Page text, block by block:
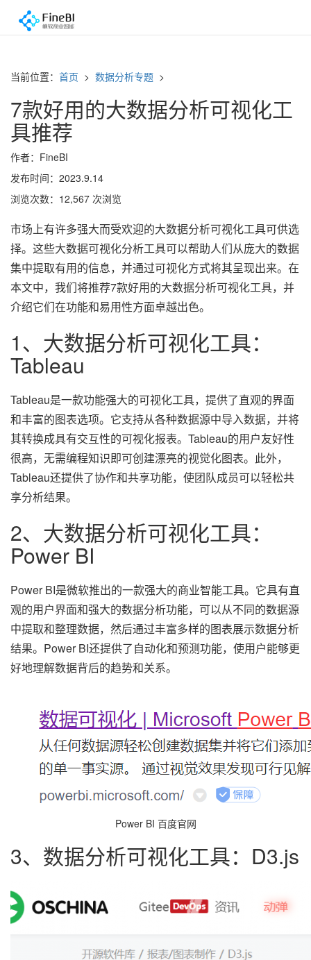
当前位置： 首页 > 数据分析专题 >
7款好用的大数据分析可视化工
具推荐
作者：FineBI
发布时间：2023.9.14
浏览次数：12,567 次浏览
市场上有许多强大而受欢迎的大数据分析可视化工具可供选
择。这些大数据可视化分析工具可以帮助人们从庞大的数据
集中提取有用的信息，并通过可视化方式将其呈现出来。在
本文中，我们将推荐7款好用的大数据分析可视化工具，并
介绍它们在功能和易用性方面卓越出色。
1、大数据分析可视化工具：
Tableau
Tableau是一款功能强大的可视化工具，提供了直观的界面
和丰富的图表选项。它支持从各种数据源中导入数据，并将
其转换成具有交互性的可视化报表。Tableau的用户友好性
很高，无需编程知识即可创建漂亮的视觉化图表。此外，
Tableau还提供了协作和共享功能，使团队成员可以轻松共
享分析结果。
2、大数据分析可视化工具：
Power BI
Power BI是微软推出的一款强大的商业智能工具。它具有直
观的用户界面和强大的数据分析功能，可以从不同的数据源
中提取和整理数据，然后通过丰富多样的图表展示数据分析
结果。Power BI还提供了自动化和预测功能，使用户能够更
好地理解数据背后的趋势和关系。
Power BI 百度官网
3、数据分析可视化工具：D3.js